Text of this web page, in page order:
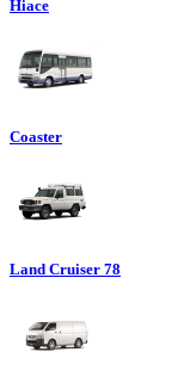
Hiace
Coaster
Land Cruiser 78